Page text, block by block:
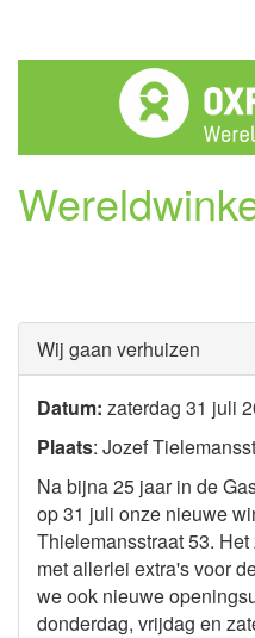
Wij gaan verhuizen
Datum: zaterdag 31 juli
Plaats: Jozef
Na bijna 25 jaar in de
op 31 juli onze nieuwe
Thielemansstraat 53.
met allerlei extra's voor
we ook nieuwe
donderdag, vrijdag en